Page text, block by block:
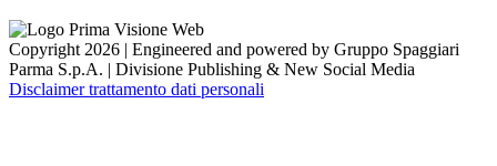
Copyright 2026 | Engineered and powered by Gruppo Spaggiari
Parma S.p.A. | Divisione Publishing & New Social Media
Disclaimer trattamento dati personali